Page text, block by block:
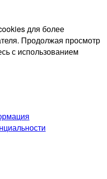
для более
Продолжая просмотр
с использованием